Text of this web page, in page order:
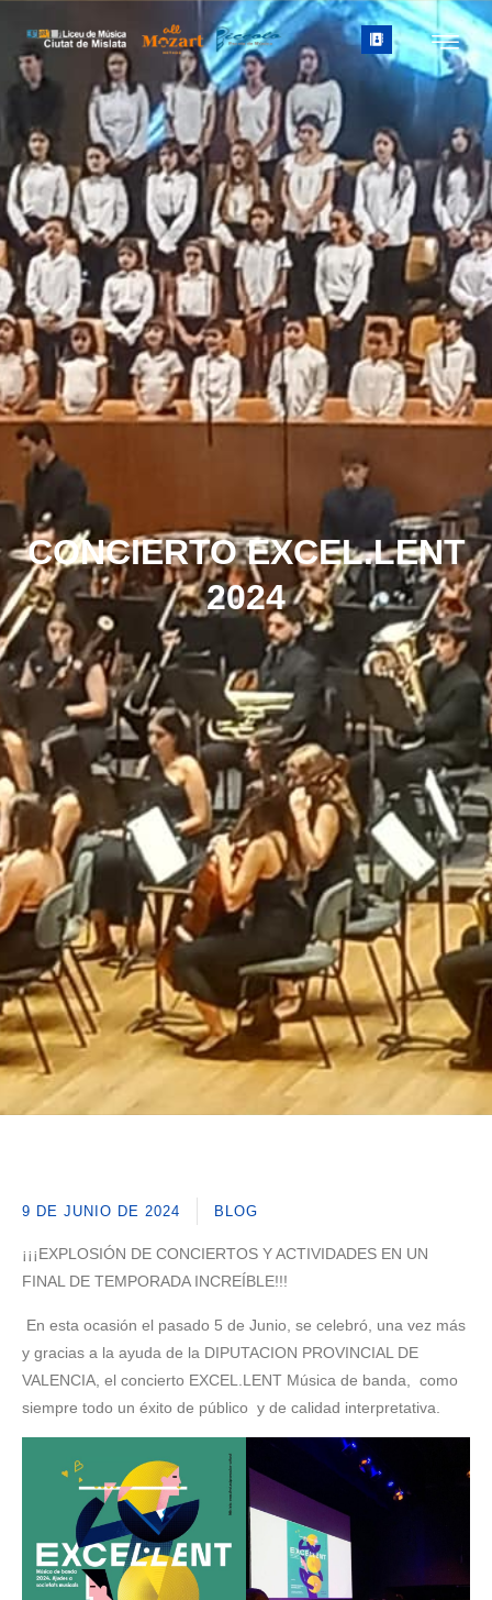
CONCIERTO EXCEL.LENT
2024
9 DE JUNIO DE 2024 BLOG
¡¡¡EXPLOSIÓN DE CONCIERTOS Y ACTIVIDADES EN UN
FINAL DE TEMPORADA INCREÍBLE!!!
En esta ocasión el pasado 5 de Junio, se celebró, una vez más
y gracias a la ayuda de la DIPUTACION PROVINCIAL DE
VALENCIA, el concierto EXCEL.LENT Música de banda, como
siempre todo un éxito de público y de calidad interpretativa.